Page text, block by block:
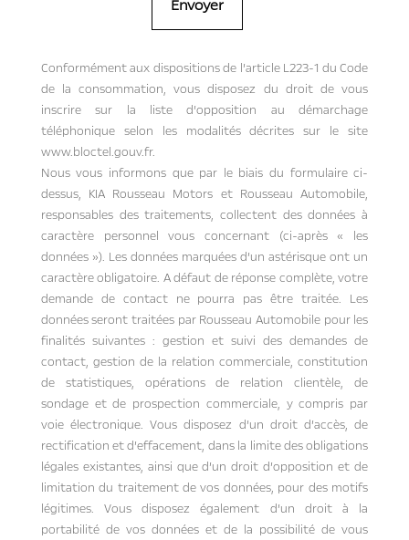
Conformément aux dispositions de l’article L223-1 du Code
de la consommation, vous disposez du droit de vous
inscrire sur la liste d’opposition au démarchage
téléphonique selon les modalités décrites sur le site
www.bloctel.gouv.fr.
Nous vous informons que par le biais du formulaire ci-
dessus, KIA Rousseau Motors et Rousseau Automobile,
responsables des traitements, collectent des données à
caractère personnel vous concernant (ci-après « les
données »). Les données marquées d’un astérisque ont un
caractère obligatoire. A défaut de réponse complète, votre
demande de contact ne pourra pas être traitée. Les
données seront traitées par Rousseau Automobile pour les
finalités suivantes : gestion et suivi des demandes de
contact, gestion de la relation commerciale, constitution
de statistiques, opérations de relation clientèle, de
sondage et de prospection commerciale, y compris par
voie électronique. Vous disposez d’un droit d’accès, de
rectification et d’effacement, dans la limite des obligations
légales existantes, ainsi que d’un droit d’opposition et de
limitation du traitement de vos données, pour des motifs
légitimes. Vous disposez également d’un droit à la
portabilité de vos données et de la possibilité de vous